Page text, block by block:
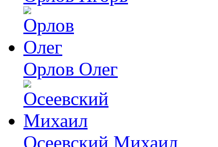
Орлов Олег
Осеевский Михаил